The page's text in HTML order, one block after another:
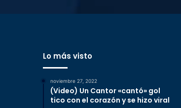
Lo más visto
noviembre 27, 2022
(Video) Un Cantor «cantó» gol
tico con el corazón y se hizo viral